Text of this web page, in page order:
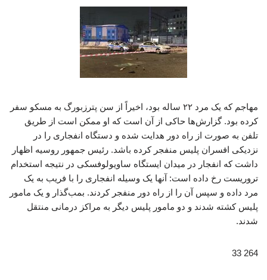
مهاجم که یک مرد ۲۲ ساله بود، اخیراً از سن پترزبورگ به مسکو سفر
کرده بود. گزارش‌ها حاکی از آن است که او ممکن است از طریق
تلفن به صورت از راه دور هدایت شده و دستگاه انفجاری را در
نزدیکی افسران پلیس منفجر کرده باشد. رئیس جمهور روسیه اظهار
داشت که انفجار در میدان ایستگاه ساویولوفسکی در نتیجه استخدام
تروریست رخ داده است: آنها یک وسیله انفجاری را با فریب به یک
مرد داده و سپس آن را از راه دور منفجر کردند. بمب‌گذار و یک مامور
پلیس کشته شدند و دو مامور پلیس دیگر به مراکز درمانی منتقل
شدند.
264 33